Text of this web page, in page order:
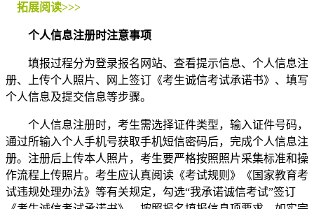
拓展阅读>>>
个人信息注册时注意事项
填报过程分为登录报名网站、查看提示信息、个人信息注
册、上传个人照片、网上签订《考生诚信考试承诺书》、填写
个人信息及提交信息等步骤。
个人信息注册时，考生需选择证件类型，输入证件号码，
通过所输入个人手机号获取手机短信密码后，完成个人信息注
册。注册后上传本人照片，考生要严格按照照片采集标准和操
作流程上传照片。考生应认真阅读《考试规则》《国家教育考
试违规处理办法》等有关规定，勾选“我承诺诚信考试”签订